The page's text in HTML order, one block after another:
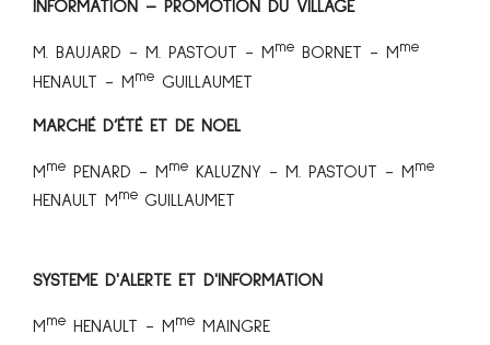
INFORMATION – PROMOTION DU VILLAGE
M. BAUJARD - M. PASTOUT - M me BORNET - M me
HENAULT - M me GUILLAUMET
MARCHÉ D’ÉTÉ ET DE NOEL
M me PENARD - M me KALUZNY - M. PASTOUT - M me
HENAULT M me GUILLAUMET
SYSTEME D'ALERTE ET D'INFORMATION
M me HENAULT - M me MAINGRE